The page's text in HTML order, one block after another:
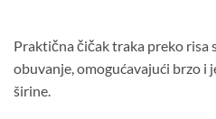
Praktična čičak traka preko risa
obuvanje, omogućavajući brzo i
širine.